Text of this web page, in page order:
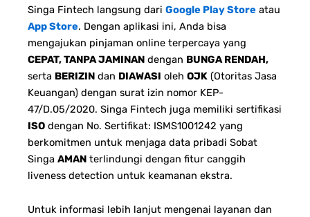
Singa Fintech langsung dari Google Play Store atau
App Store. Dengan aplikasi ini, Anda bisa
mengajukan pinjaman online terpercaya yang
CEPAT, TANPA JAMINAN dengan BUNGA RENDAH,
serta BERIZIN dan DIAWASI oleh OJK (Otoritas Jasa
Keuangan) dengan surat izin nomor KEP-
47/D.05/2020. Singa Fintech juga memiliki sertifikasi
ISO dengan No. Sertifikat: ISMS1001242 yang
berkomitmen untuk menjaga data pribadi Sobat
Singa AMAN terlindungi dengan fitur canggih
liveness detection untuk keamanan ekstra.
Untuk informasi lebih lanjut mengenai layanan dan